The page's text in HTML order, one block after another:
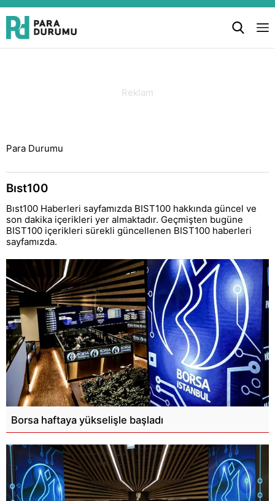
Para Durumu
Bıst100
Bıst100 Haberleri sayfamızda BIST100 hakkında güncel ve
son dakika içerikleri yer almaktadır. Geçmişten bugüne
BIST100 içerikleri sürekli güncellenen BIST100 haberleri
sayfamızda.
Borsa haftaya yükselişle başladı